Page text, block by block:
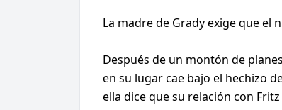
La madre de Grady exige que el
Después de un montón de
en su lugar cae bajo el hechizo
ella dice que su relación con